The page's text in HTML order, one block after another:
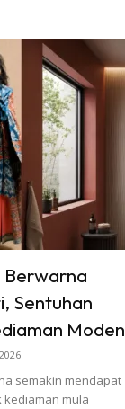
Berwarna
Sentuhan
Moden
semakin mendapat
mula